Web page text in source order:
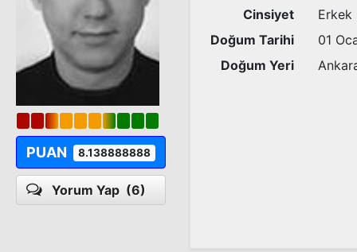
PUAN 8.138888888
Yorum Yap (6)
Cinsiyet
Erkek
Doğum Tarihi
01
Doğum Yeri